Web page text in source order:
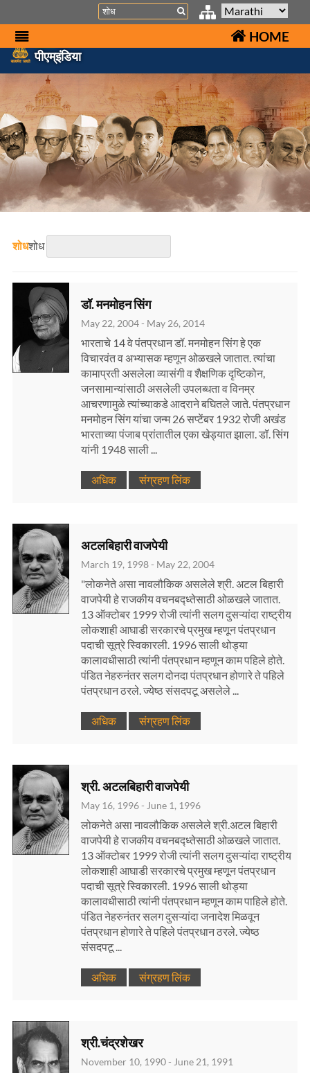
Search
HOME
पीएम्इंडिया
शोधशोध
डॉ. मनमोहन सिंग
May 22, 2004 - May 26, 2014
भारताचे 14 वे पंतप्रधान डॉ. मनमोहन सिंग हे एक
विचारवंत व अभ्यासक म्हणून ओळखले जातात. त्यांचा
कामाप्रती असलेला व्यासंगी व शैक्षणिक दृष्टिकोन,
जनसामान्यांसाठी असलेली उपलब्धता व विनम्र
आचरणामुळे त्यांच्याकडे आदराने बघितले जाते. पंतप्रधान
मनमोहन सिंग यांचा जन्म 26 सप्टेंबर 1932 रोजी अखंड
भारताच्या पंजाब प्रांतातील एका खेड्यात झाला. डॉ. सिंग
यांनी 1948 साली ...
अधिक संग्रहण लिंक
अटलबिहारी वाजपेयी
March 19, 1998 - May 22, 2004
"लोकनेते असा नावलौकिक असलेले श्री. अटल बिहारी
वाजपेयी हे राजकीय वचनबद्ध्तेसाठी ओळखले जातात.
13 ऑक्टोबर 1999 रोजी त्यांनी सलग दुसऱ्यांदा राष्ट्रीय
लोकशाही आघाडी सरकारचे प्रमुख म्हणून पंतप्रधान
पदाची सूत्रे स्विकारली. 1996 साली थोड्या
कालावधीसाठी त्यांनी पंतप्रधान म्हणून काम पहिले होते.
पंडित नेहरुनंतर सलग दोनदा पंतप्रधान होणारे ते पहिले
पंतप्रधान ठरले. ज्येष्ठ संसदपटू असलेले ...
अधिक संग्रहण लिंक
श्री. अटलबिहारी वाजपेयी
May 16, 1996 - June 1, 1996
लोकनेते असा नावलौकिक असलेले श्री.अटल बिहारी
वाजपेयी हे राजकीय वचनबद्ध्तेसाठी ओळखले जातात.
13 ऑक्टोबर 1999 रोजी त्यांनी सलग दुसऱ्यांदा राष्ट्रीय
लोकशाही आघाडी सरकारचे प्रमुख म्हणून पंतप्रधान
पदाची सूत्रे स्विकारली. 1996 साली थोड्या
कालावधीसाठी त्यांनी पंतप्रधान म्हणून काम पाहिले होते.
पंडित नेहरुनंतर सलग दुसऱ्यांदा जनादेश मिळवून
पंतप्रधान होणारे ते पहिले पंतप्रधान ठरले. ज्येष्ठ
संसदपटू ...
अधिक संग्रहण लिंक
श्री.चंद्रशेखर
November 10, 1990 - June 21, 1991